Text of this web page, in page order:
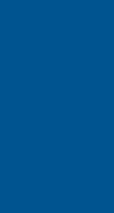
Ihrer Daten finden
Ihre Einwilligung
Cookies hier